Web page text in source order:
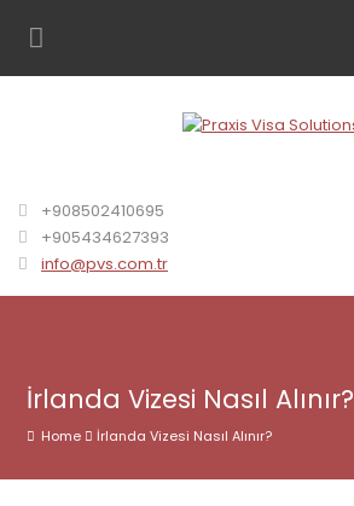
+908502410695
+905434627393
info@pvs.com.tr
İrlanda Vizesi Nasıl Alınır?
Home İrlanda Vizesi Nasıl Alınır?